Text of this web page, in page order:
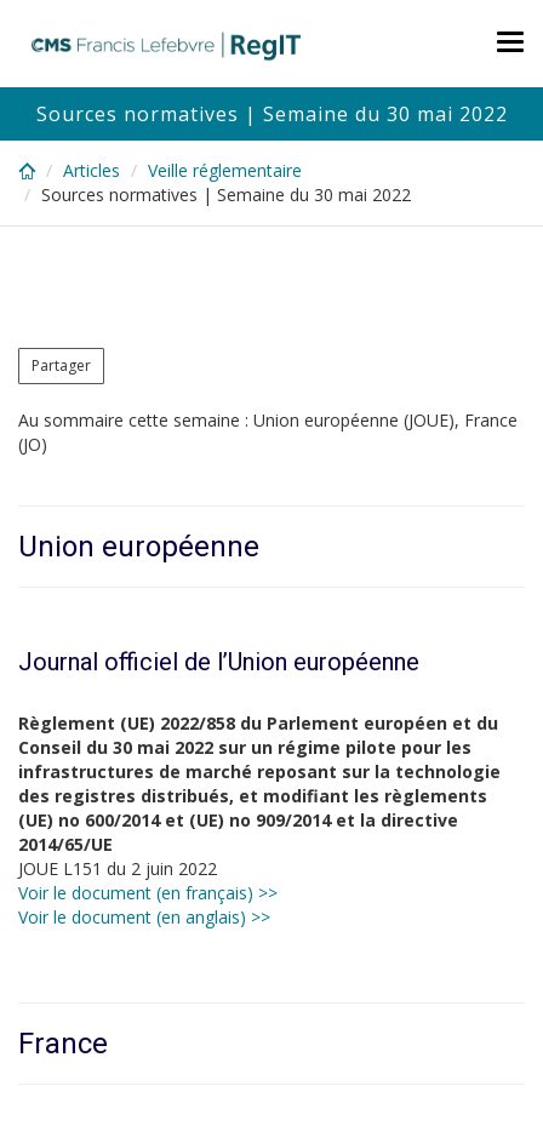
content
Sources normatives | Semaine du 30 mai 2022
Articles
Veille réglementaire
Sources normatives | Semaine du 30 mai 2022
Partager
Au sommaire cette semaine : Union européenne (JOUE), France
(JO)
Union européenne
Journal officiel de l’Union européenne
Règlement (UE) 2022/858 du Parlement européen et du
Conseil du 30 mai 2022 sur un régime pilote pour les
infrastructures de marché reposant sur la technologie
des registres distribués, et modifiant les règlements
(UE) no 600/2014 et (UE) no 909/2014 et la directive
2014/65/UE
JOUE L151 du 2 juin 2022
Voir le document (en français) >>
Voir le document (en anglais) >>
France